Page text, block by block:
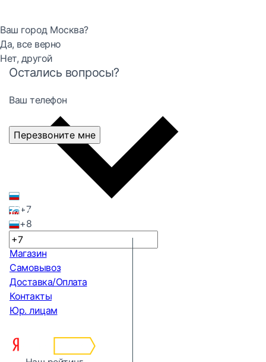
Ваш город Москва?
Да, все верно
Нет, другой
Остались вопросы?
Ваш телефон
+7
+8
Перезвоните мне
Магазин
Самовывоз
Доставка/Оплата
Контакты
Юр. лицам